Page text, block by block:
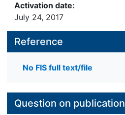
Activation date:
July 24, 2017
Reference
No FIS full text/file
Question on publication